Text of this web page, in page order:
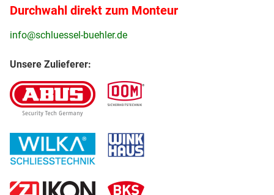
Durchwahl direkt zum Monteur
info@schluessel-buehler.de
Unsere Zulieferer: